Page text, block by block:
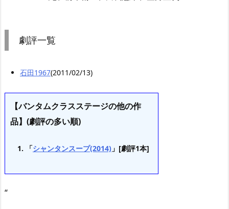
劇評一覧
石田1967(2011/02/13)
【バンタムクラスステージの他の作
品】(劇評の多い順)
「シャンタンスープ(2014) 」[劇評1本]
“